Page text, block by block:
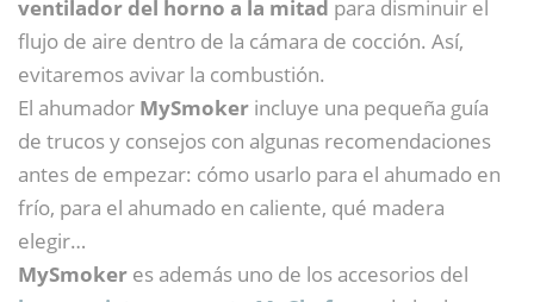
ventilador del horno a la mitad para disminuir el
flujo de aire dentro de la cámara de cocción. Así,
evitaremos avivar la combustión.
El ahumador MySmoker incluye una pequeña guía
de trucos y consejos con algunas recomendaciones
antes de empezar: cómo usarlo para el ahumado en
frío, para el ahumado en caliente, qué madera
elegir…
MySmoker es además uno de los accesorios del